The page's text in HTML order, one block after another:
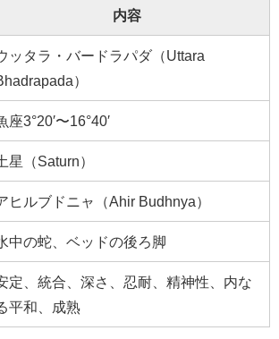
内容
ッタラ・バードラパダ（Uttara
）
座3°20′〜16°40′
星（Saturn）
ヒルブドニャ（Ahir Budhnya）
中の蛇、ベッドの後ろ脚
定、統合、深さ、忍耐、精神性、内な
平和、成熟